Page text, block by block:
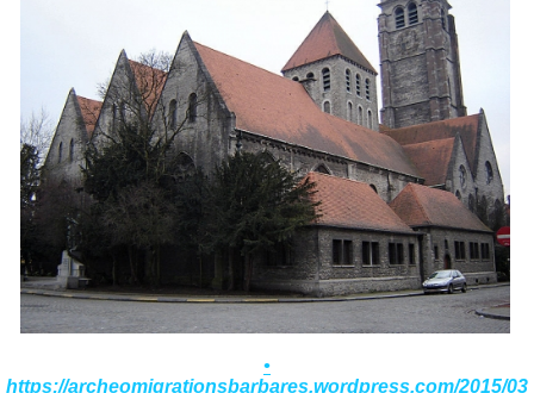
•
https://archeomigrationsbarbares.wordpress.com/2015/03